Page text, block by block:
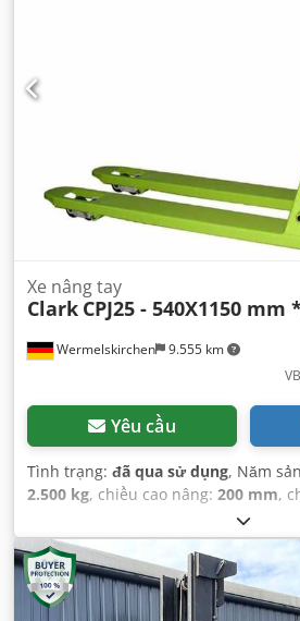
Wermelskirchen 9.555 km
Xe nâng tay
Clark CPJ25 - 540X1150 mm
Yêu cầu
Tình trạng: đã qua sử dụng, Năm
2.500 kg, chiều cao nâng: 200 mm,
Handbetrieb